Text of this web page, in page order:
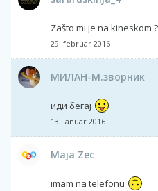
Zašto mi je na kineskom
29. februar 2016
МИЛАН-М.зворник
иди бегај
13. januar 2016
Maja Zec
imam na telefonu